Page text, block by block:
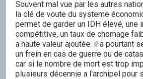
Souvent mal vue par les autres
la clé de voute du systeme
permet de garder un IDH élevé, une
compétitive, un taux de chomage
a haute valeur ajoutée. il a pourtant
un frein en cas de guerre ou de
car si le nombre de mort est trop
plusieurs décennie a l'archipel pour